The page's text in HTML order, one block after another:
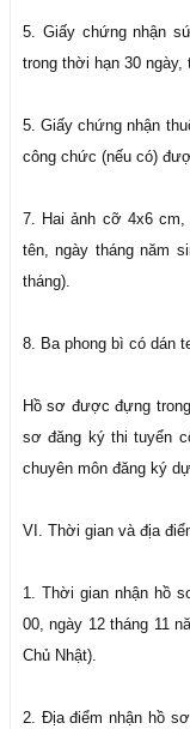
5. Giấy chứng nhận
trong thời hạn 30
5. Giấy chứng nhận
công chức (nếu có)
7. Hai ảnh cỡ 4x6 cm,
tên, ngày tháng năm
tháng).
8. Ba phong bì có dán
Hồ sơ được đựng
sơ đăng ký thi tuyển
chuyên môn đăng ký
VI. Thời gian và địa
1. Thời gian nhận hồ
00, ngày 12 tháng 11
Chủ Nhật).
2. Địa điểm nhận hồ